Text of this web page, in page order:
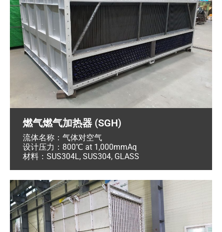
燃气燃气加热器 (SGH)
流体名称：气体对空气
设计压力：800℃ at 1,000mmAq
材料：SUS304L, SUS304, GLASS